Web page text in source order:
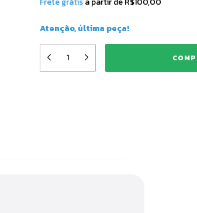
Atenção, última peça!